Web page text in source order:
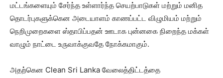
மட்டங்களையும் சேர்ந்த உள்ளார்ந்த செயற்பாடுகள் மற்றும் மனித
தொடர்புகளுக்கென அடையாளம் காணப்பட்ட விழுமியம் மற்றும்
நெறிமுறைகளை ஸ்தாபிப்பதன் ஊடாக புன்னகை நிறைந்த மக்கள்
வாழும் நாட்டை உருவாக்குவதே நோக்கமாகும்.
அதற்கென Clean Sri Lanka வேலைத்திட்டத்தை